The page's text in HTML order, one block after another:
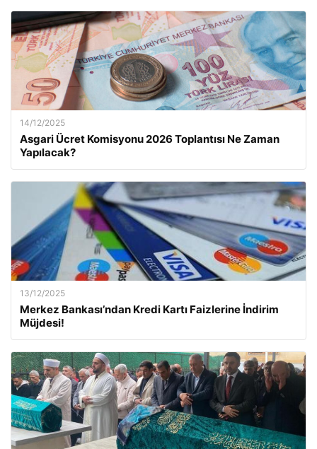
14/12/2025
Asgari Ücret Komisyonu 2026 Toplantısı Ne Zaman
Yapılacak?
13/12/2025
Merkez Bankası’ndan Kredi Kartı Faizlerine İndirim
Müjdesi!